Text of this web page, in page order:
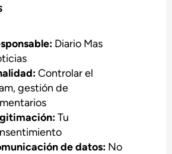
Diario Mas
Controlar el
gestión de
Tu
de datos:No